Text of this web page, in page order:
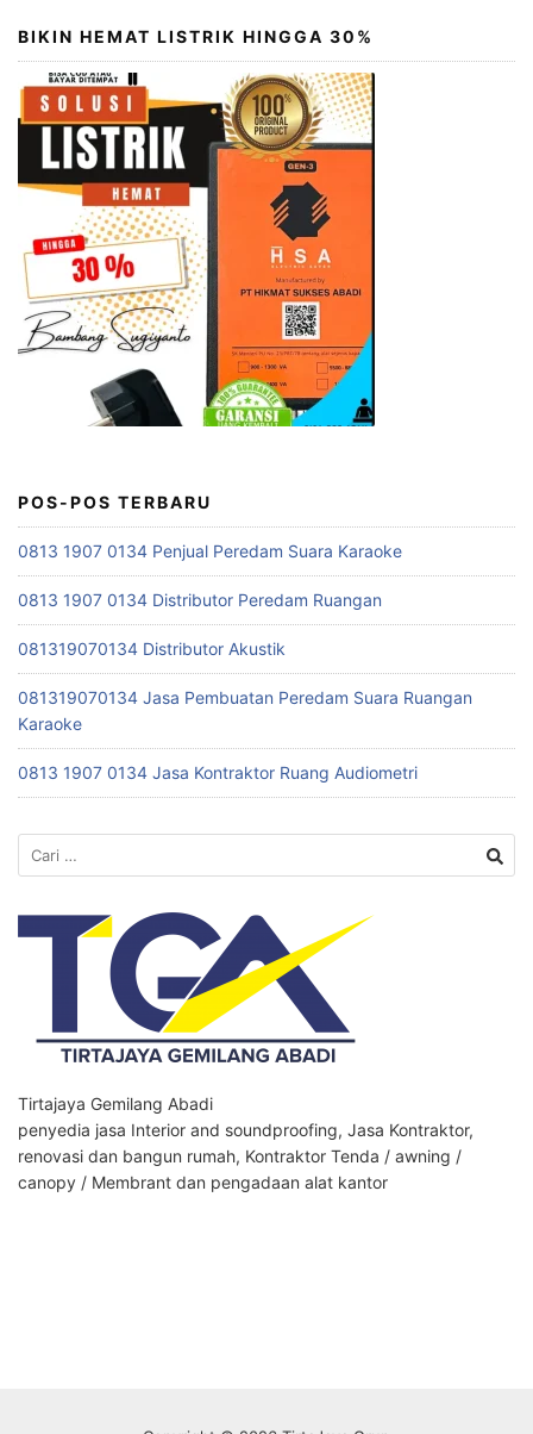
BIKIN HEMAT LISTRIK HINGGA 30%
POS-POS TERBARU
0813 1907 0134 Penjual Peredam Suara Karaoke
0813 1907 0134 Distributor Peredam Ruangan
081319070134 Distributor Akustik
081319070134 Jasa Pembuatan Peredam Suara Ruangan
Karaoke
0813 1907 0134 Jasa Kontraktor Ruang Audiometri
Cari
untuk:
Tirtajaya Gemilang Abadi
penyedia jasa Interior and soundproofing, Jasa Kontraktor,
renovasi dan bangun rumah, Kontraktor Tenda / awning /
canopy / Membrant dan pengadaan alat kantor